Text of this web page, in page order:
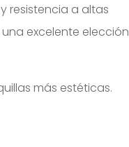
resistencia a altas
excelente elección
más estéticas.